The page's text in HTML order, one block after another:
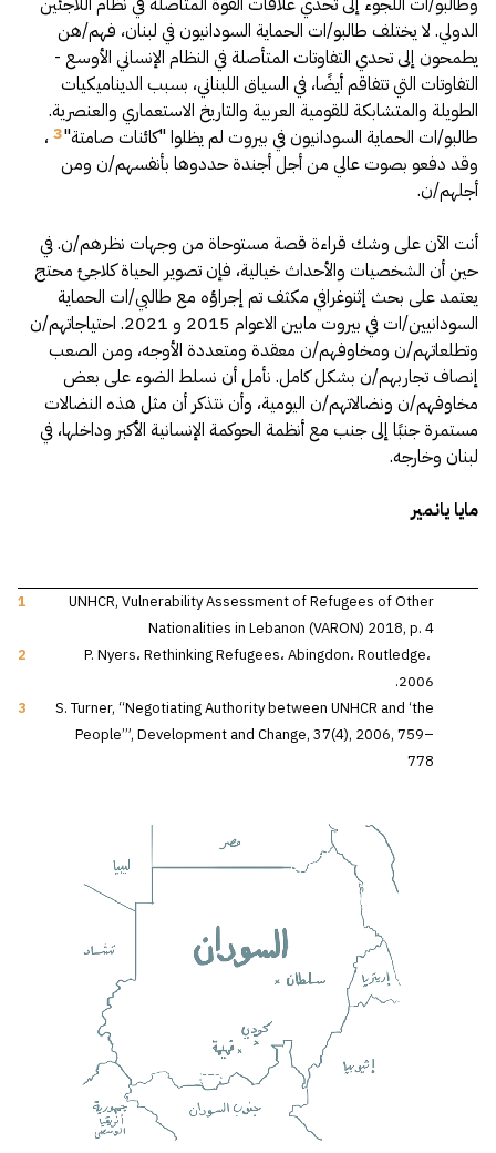
الدولي. لا يختلف طالبو/ات الحماية السودانيون في لبنان، فهم/هن
يطمحون إلى تحدي التفاوتات المتأصلة في النظام الإنساني الأوسع -
التفاوتات التي تتفاقم أيضًا، في السياق اللبناني، بسبب الديناميكيات
الطويلة والمتشابكة للقومية العربية والتاريخ الاستعماري والعنصرية.
طالبو/ات الحماية السودانيون في بيروت لم يظلوا "كائنات صامتة"3،
وقد دفعو بصوت عالي من أجل أجندة حددوها بأنفسهم/ن ومن
أجلهم/ن.
أنت الآن على وشك قراءة قصة مستوحاة من وجهات نظرهم/ن. في
حين أن الشخصيات والأحداث خيالية، فإن تصوير الحياة كلاجئ محتج
يعتمد على بحث إثنوغرافي مكثف تم إجراؤه مع طالبي/ات الحماية
السودانيين/ات في بيروت مابين الاعوام 2015 و 2021. احتياجاتهم/ن
وتطلعاتهم/ن ومخاوفهم/ن معقدة ومتعددة الأوجه، ومن الصعب
إنصاف تجاربهم/ن بشكل كامل. نأمل أن نسلط الضوء على بعض
مخاوفهم/ن ونضالاتهم/ن اليومية، وأن نتذكر أن مثل هذه النضالات
مستمرة جنبًا إلى جنب مع أنظمة الحوكمة الإنسانية الأكبر وداخلها، في
لبنان وخارجه.
مايا يانمير
1
UNHCR, Vulnerability Assessment of Refugees of Other
Nationalities in Lebanon (VARON) 2018, p. 4
2
P. Nyers، Rethinking Refugees، Abingdon، Routledge،
2006.
3
S. Turner, “Negotiating Authority between UNHCR and ‘the
People’”, Development and Change, 37(4), 2006, 759–
778